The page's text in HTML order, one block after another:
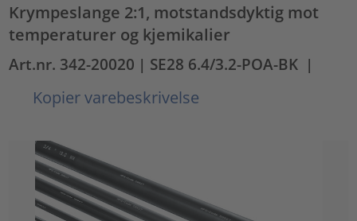
Krympeslange 2:1, motstandsdyktig mot
temperaturer og kjemikalier
Art.nr. 342-20020 | SE28 6.4/3.2-POA-BK |
Kopier varebeskrivelse